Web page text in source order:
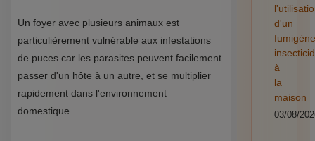
Un foyer avec plusieurs animaux est
particulièrement vulnérable aux infestations
de puces car les parasites peuvent facilement
passer d'un hôte à un autre, et se multiplier
rapidement dans l'environnement
domestique.
d'un
fumigène
à
la
maison
03/08/